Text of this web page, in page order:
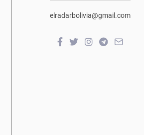
elradarbolivia@gmail.com